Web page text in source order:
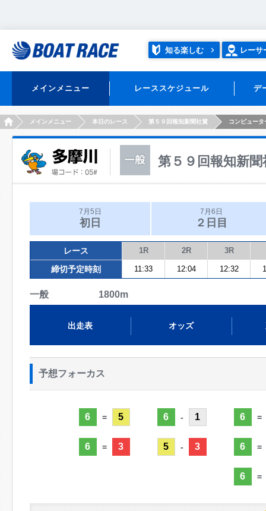
知る楽しむ レーサ
メインメニュー レーススケジュール デ
HOMEメインメニュー 本日のレース 第５９回報知新聞社賞 コンピュータ
第５９回報知新聞
7月5日
初日
7月6日
２日目
レース 1R 2R 3R
締切予定時刻 11:33 12:04 12:32
一般 1800m
出走表 オッズ
予想フォーカス
6 = 5
6 = 3
6 - 1
5 - 3
6 =
6 =
6 =